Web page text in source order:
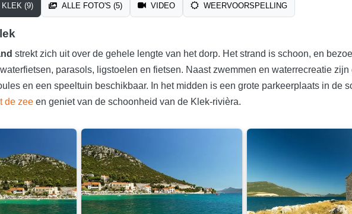
(9) ALLE FOTO'S (5) VIDEO WEERVOORSPELLING
strekt zich uit over de gehele lengte van het dorp. Het strand is schoon, en
parasols, ligstoelen en fietsen. Naast zwemmen en waterrecreatie
en een speeltuin beschikbaar. In het midden is een grote parkeerplaats in de
de zee en geniet van de schoonheid van de Klek-rivièra.